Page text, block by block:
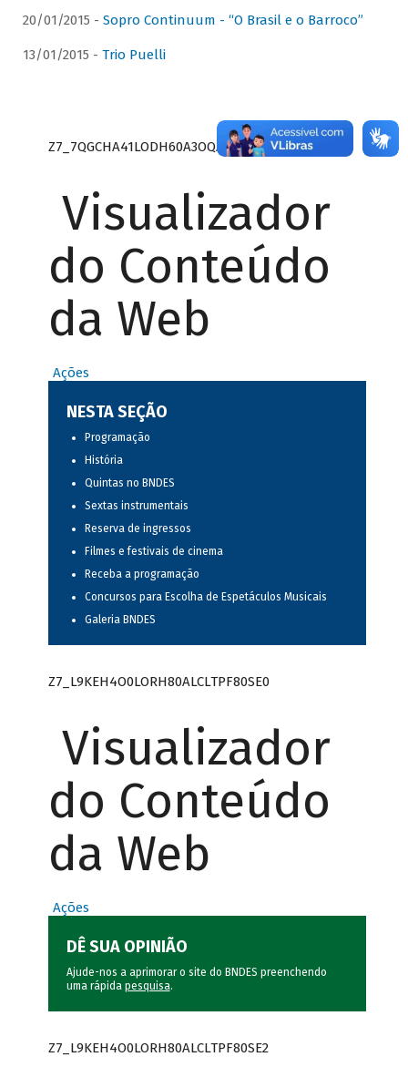
20/01/2015 - Sopro Continuum - “O Brasil e o Barroco”
13/01/2015 - Trio Puelli
Z7_7QGCHA41LODH60A3OQA8RN1415
Visualizador
do Conteúdo
da Web
Ações
NESTA SEÇÃO
Programação
História
Quintas no BNDES
Sextas instrumentais
Reserva de ingressos
Filmes e festivais de cinema
Receba a programação
Concursos para Escolha de Espetáculos Musicais
Galeria BNDES
Z7_L9KEH4O0LORH80ALCLTPF80SE0
Visualizador
do Conteúdo
da Web
Ações
DÊ SUA OPINIÃO
Ajude-nos a aprimorar o site do BNDES preenchendo
uma rápida pesquisa.
Z7_L9KEH4O0LORH80ALCLTPF80SE2